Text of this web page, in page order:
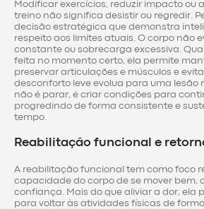
Modificar exercícios, reduzir impacto ou
treino não significa desistir ou regredir.
decisão estratégica que demonstra
respeito aos limites atuais. O corpo não
constante ou sobrecarga excessiva.
feita no momento certo, ela permite
preservar articulações e músculos e
desconforto leve evolua para uma lesão
não é parar, é criar condições para
progredindo de forma consistente e
tempo.
Reabilitação funcional e
A reabilitação funcional tem como foco
capacidade do corpo de se mover bem,
confiança. Mais do que aliviar a dor, ela
para voltar às atividades físicas de